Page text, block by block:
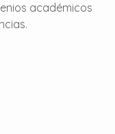
académicos